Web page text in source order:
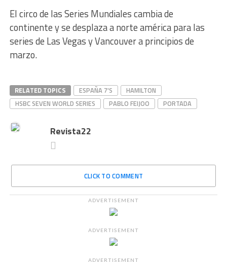
El circo de las Series Mundiales cambia de
continente y se desplaza a norte américa para las
series de Las Vegas y Vancouver a principios de
marzo.
RELATED TOPICS ESPAÑA 7'S
HAMILTON
HSBC SEVEN WORLD SERIES
PABLO FEIJOO PORTADA
Revista22
CLICK TO COMMENT
ADVERTISEMENT
ADVERTISEMENT
ADVERTISEMENT